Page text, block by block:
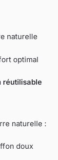
naturelle
optimal
réutilisable
naturelle :
doux